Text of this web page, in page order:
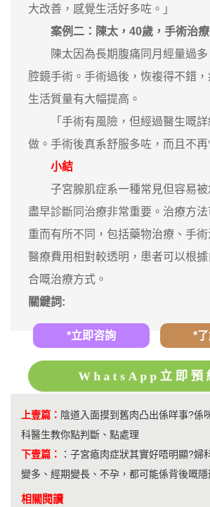
大改善，感覺生活好多咗。」
案例二：陳太，40歲，手術治療
陳太因為長期腹痛同月經量過多
腔鏡手術。手術過後，恢複得不錯，
生活質量有大幅提高。
「手術有風險，但經過醫生嘅詳
做。手術後真系舒服多咗，而且不再
小結
子宮腺肌症系一種常見但容易被
盡早診斷同治療非常重要。治療方
重而有所不同，包括藥物治療、手
醫療費用相對較透明，患者可以根
合嘅治療方式。
關鍵詞:
*立即咨詢 *
WhatsApp立即預
上壹篇： 陰道入面摸到舊肉凸出係咩事?係
科醫生教你點判斷、點處理
下壹篇：
： 子宮瘜肉症狀其實好唔明顯?婦
變多、經期變長、不孕，都可能係背後嘅隱
相關閱讀